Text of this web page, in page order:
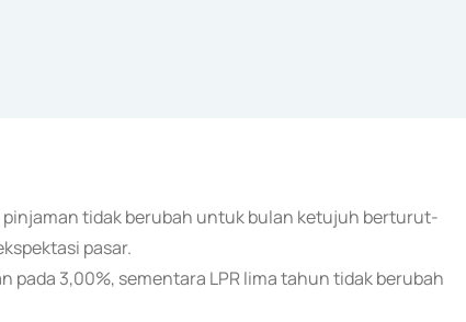
tidak berubah untuk bulan ketujuh berturut-
pasar.
3,00%, sementara LPR lima tahun tidak berubah